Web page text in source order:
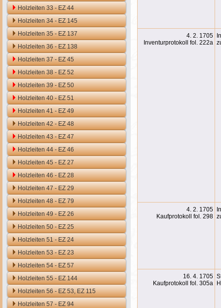
Holzleiten 33 - EZ 44
Holzleiten 34 - EZ 145
Holzleiten 35 - EZ 137
Holzleiten 36 - EZ 138
Holzleiten 37 - EZ 45
Holzleiten 38 - EZ 52
Holzleiten 39 - EZ 50
Holzleiten 40 - EZ 51
Holzleiten 41 - EZ 49
Holzleiten 42 - EZ 48
Holzleiten 43 - EZ 47
Holzleiten 44 - EZ 46
Holzleiten 45 - EZ 27
Holzleiten 46 - EZ 28
Holzleiten 47 - EZ 29
Holzleiten 48 - EZ 79
Holzleiten 49 - EZ 26
Holzleiten 50 - EZ 25
Holzleiten 51 - EZ 24
Holzleiten 53 - EZ 23
Holzleiten 54 - EZ 57
Holzleiten 55 - EZ 144
Holzleiten 56 - EZ 53, EZ 115
Holzleiten 57 - EZ 94
4. 2. 1705
Inventurprotokoll fol. 222a
4. 2. 1705
Kaufprotokoll fol. 298
16. 4. 1705
Kaufprotokoll fol. 305a